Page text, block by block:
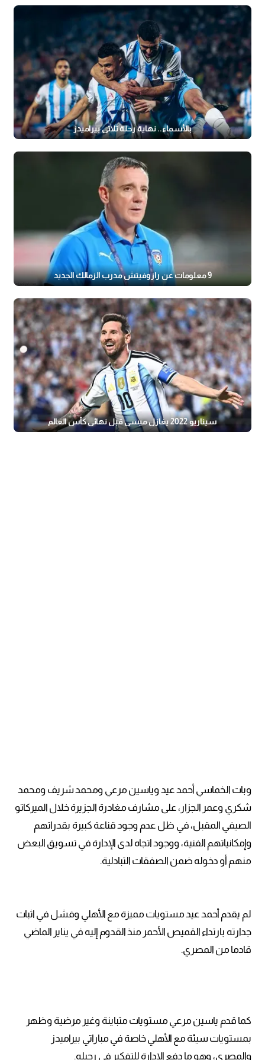
بالأسماء.. نهاية رحلة ثلاثي بيراميدز
9 معلومات عن رازوفيتش مدرب الزمالك الجديد
سيناريو 2022 يغازل ميسي قبل نهائي كأس العالم
وبات الخماسي أحمد عيد وياسين مرعي ومحمد شريف ومحمد
شكري وعمر الجزار، على مشارف مغادرة الجزيرة خلال الميركاتو
الصيفي المقبل، في ظل عدم وجود قناعة كبيرة بقدراتهم
وإمكانياتهم الفنية، ووجود اتجاه لدى الإدارة في تسويق البعض
منهم أو دخوله ضمن الصفقات التبادلية.
لم يقدم أحمد عيد مستويات مميزة مع الأهلي وفشل في اثبات
جدارته بارتداء القميص الأحمر منذ القدوم إليه في يناير الماضي
قادما من المصري.
كما قدم ياسين مرعي مستويات متباينة وغير مرضية وظهر
بمستويات سيئة مع الأهلي خاصة في مباراتي بيراميدز
والمصري، وهو ما دفع الإدارة للتفكير في رحيله.